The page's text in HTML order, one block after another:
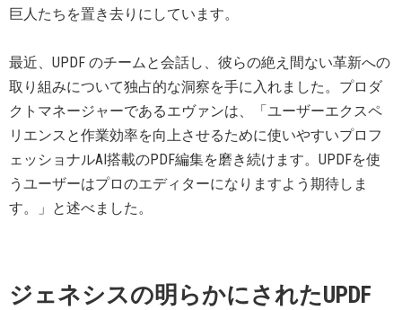
巨人たちを置き去りにしています。
最近、UPDF のチームと会話し、彼らの絶え間ない革新への
取り組みについて独占的な洞察を手に入れました。プロダ
クトマネージャーであるエヴァンは、「ユーザーエクスペ
リエンスと作業効率を向上させるために使いやすいプロフ
ェッショナルAI搭載のPDF編集を磨き続けます。UPDFを使
うユーザーはプロのエディターになりますよう期待しま
す。」と述べました。
ジェネシスの明らかにされたUPDF